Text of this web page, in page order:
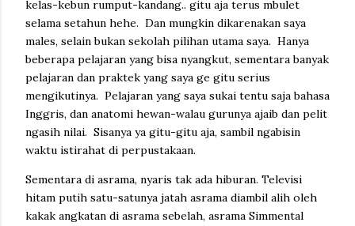
kelas-kebun rumput-kandang.. gitu aja terus mbulet
selama setahun hehe. Dan mungkin dikarenakan saya
males, selain bukan sekolah pilihan utama saya. Hanya
beberapa pelajaran yang bisa nyangkut, sementara banyak
pelajaran dan praktek yang saya ge gitu serius
mengikutinya. Pelajaran yang saya sukai tentu saja bahasa
Inggris, dan anatomi hewan-walau gurunya ajaib dan pelit
ngasih nilai. Sisanya ya gitu-gitu aja, sambil ngabisin
waktu istirahat di perpustakaan.
Sementara di asrama, nyaris tak ada hiburan. Televisi
hitam putih satu-satunya jatah asrama diambil alih oleh
kakak angkatan di asrama sebelah, asrama Simmental